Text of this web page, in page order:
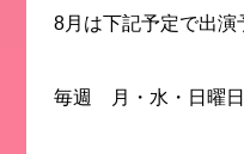
8月は下記予定で出演
毎週 月・水・日曜日